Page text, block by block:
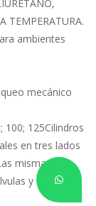
TEMPERATURA.
ambientes
mecánico
100; 125Cilindros
en tres lados
mismas
y otras